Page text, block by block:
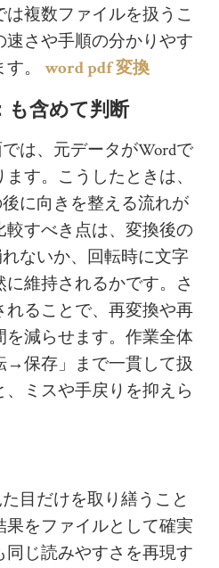
は複数ファイルを扱うこ
速さや手順の分かりやす
。 word pdf 変換
も含めて判断
は、元データがWordで
す。こうしたときは、
に向きを整える流れが
すべき点は、変換後の
ないか、回転時に文字
維持されるかです。さ
れることで、再変換や再
を減らせます。作業全体
保存」まで一貫して扱
ミスや手戻りを抑えら
目だけを取り繕うこと
をファイルとして確実
じ読みやすさを再現す